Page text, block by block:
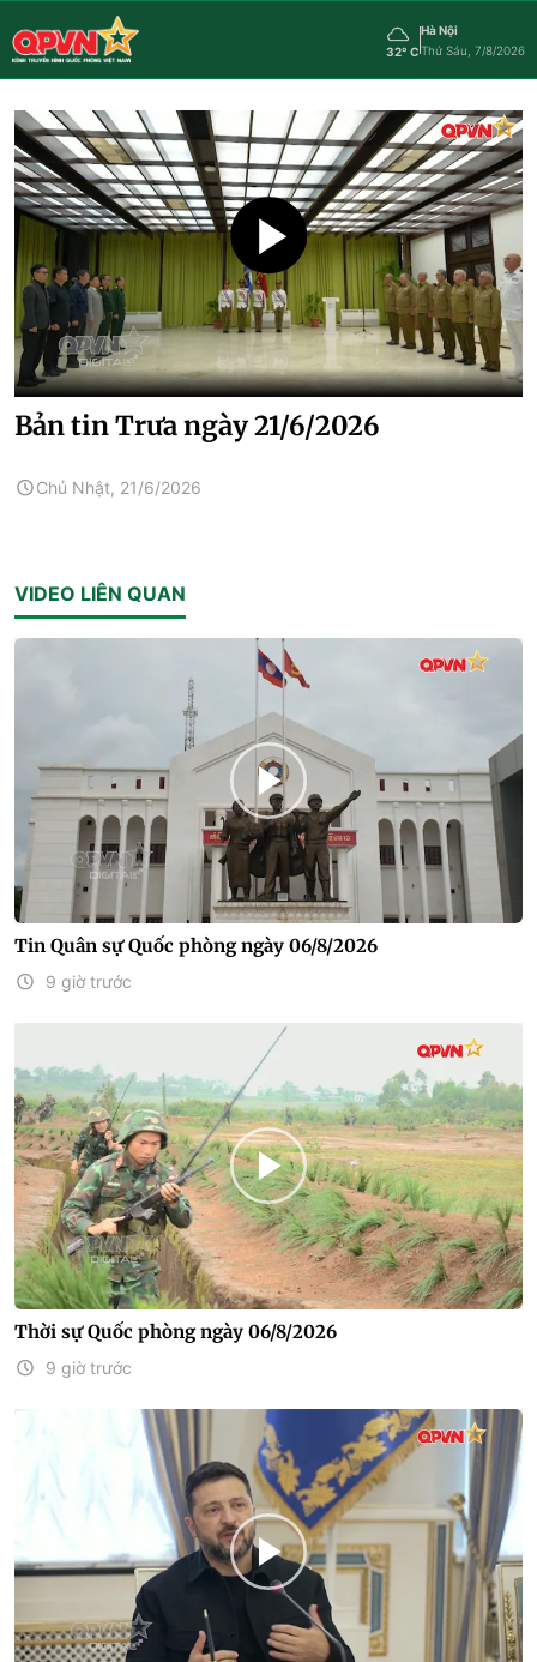
32° C
Hà Nội
Thứ Sáu, 7/8/2026
Bản tin Trưa ngày 21/6/2026
Chủ Nhật, 21/6/2026
VIDEO LIÊN QUAN
Tin Quân sự Quốc phòng ngày 06/8/2026
9 giờ trước
Thời sự Quốc phòng ngày 06/8/2026
9 giờ trước